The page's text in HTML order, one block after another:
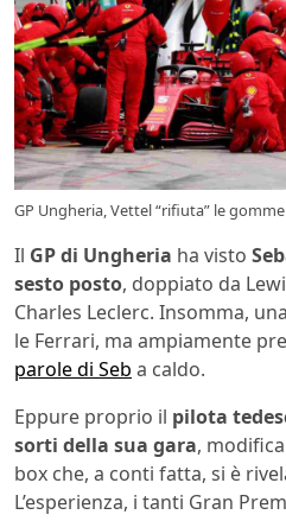
GP Ungheria, Vettel “rifiuta” le
Il GP di Ungheria ha visto
sesto posto, doppiato da
Charles Leclerc. Insomma,
le Ferrari, ma ampiamente
parole di Seb a caldo.
Eppure proprio il pilota
sorti della sua gara,
box che, a conti fatta, si è
L’esperienza, i tanti Gran